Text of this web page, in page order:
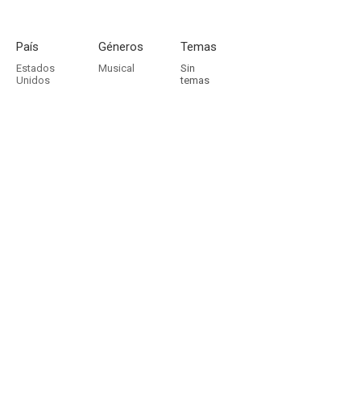
País
Estados
Unidos
Géneros
Musical
Temas
Sin
temas